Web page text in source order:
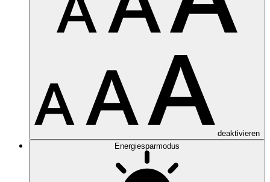
deaktivieren
Energiesparmodus